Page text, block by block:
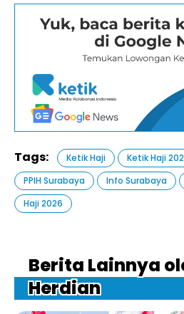
Tags: Ketik Haji Ketik Haji
PPIH Surabaya
Info Surabaya
Haji 2026
Berita Lainnya
Herdian